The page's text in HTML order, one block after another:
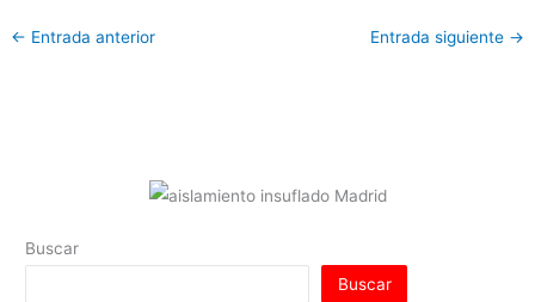
at k
o
k
d ai m
← Entrada anterior Entrada siguiente →
Buscar
Buscar